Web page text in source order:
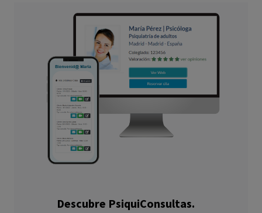
Estos consejos son complementarios al tratamiento
profesional y no deben usarse como un sustituto de la
atención médica especializada. Si tú o alguien que conoces
está experimentando una crisis de salud mental, busca
ayuda de inmediato.
Descubre PsiquiConsultas.